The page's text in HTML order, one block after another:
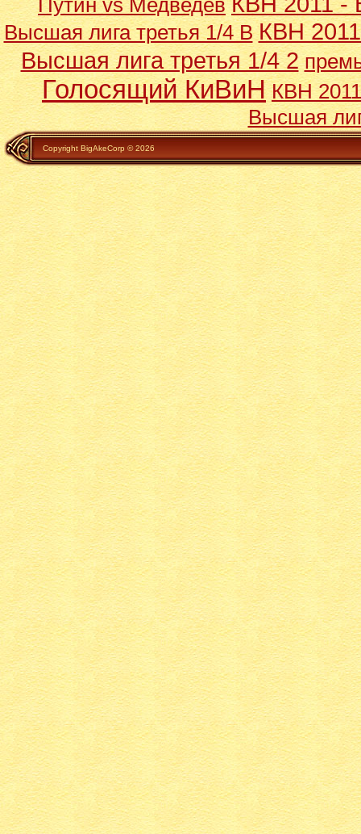
Путин vs Медведев
Высшая лига третья 1/4 В КВН
Высшая лига третья 1/4 2
Голосящий КиВиН КВН
Высшая
Copyright BigAkeCorp © 2026